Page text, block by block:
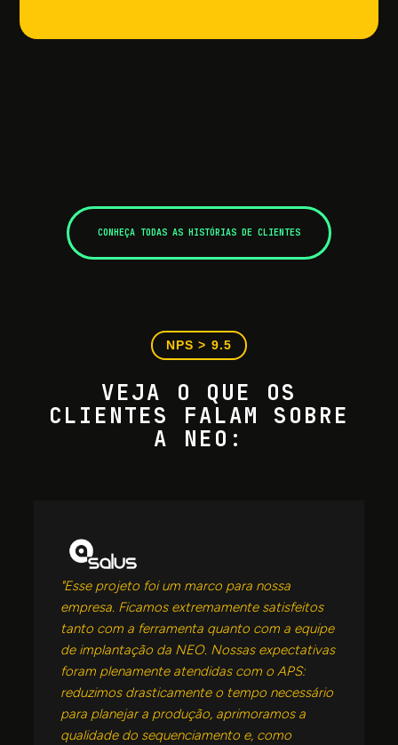
CONHEÇA TODAS AS HISTÓRIAS DE CLIENTES
NPS > 9.5
VEJA O QUE OS
CLIENTES FALAM SOBRE
A NEO:
"Esse projeto foi um marco para nossa
empresa. Ficamos extremamente satisfeitos
tanto com a ferramenta quanto com a equipe
de implantação da NEO. Nossas expectativas
foram plenamente atendidas com o APS:
reduzimos drasticamente o tempo necessário
para planejar a produção, aprimoramos a
qualidade do sequenciamento e, como